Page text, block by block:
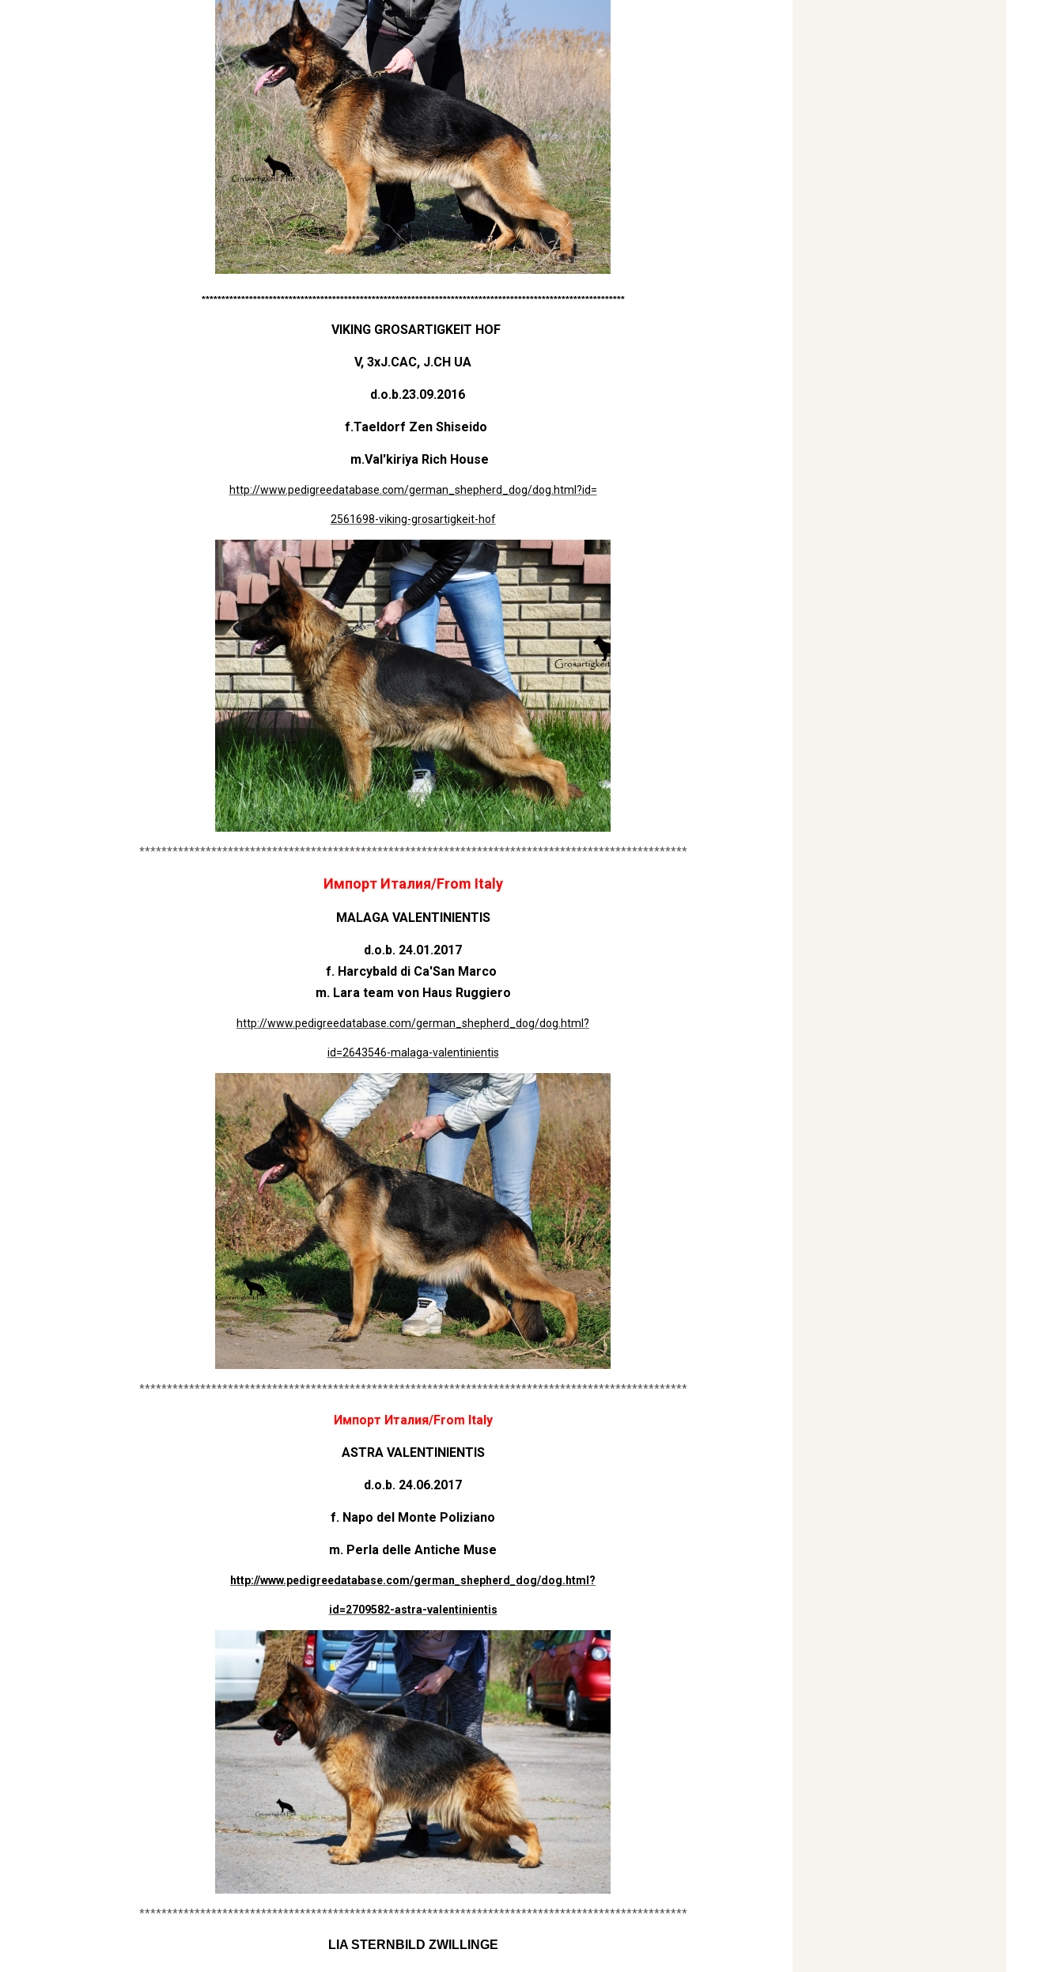
***********************************************************************************************************
VIKING GROSARTIGKEIT HOF
V, 3xJ.CAC, J.CH UA
d.o.b.23.09.2016
f.Taeldorf Zen Shiseido
m.Val'kiriya Rich House
http://www.pedigreedatabase.com/german_shepherd_dog/dog.html?id=
2561698-viking-grosartigkeit-hof
***************************************************************************************************
Импорт Италия/From Italy
MALAGA VALENTINIENTIS
d.o.b. 24.01.2017
f. Harcybald di Ca'San Marco
m. Lara team von Haus Ruggiero
http://www.pedigreedatabase.com/german_shepherd_dog/dog.html?
id=2643546-malaga-valentinientis
***************************************************************************************************
Импорт Италия/From Italy
ASTRA VALENTINIENTIS
d.o.b. 24.06.2017
f. Napo del Monte Poliziano
m. Perla delle Antiche Muse
http://www.pedigreedatabase.com/german_shepherd_dog/dog.html?
id=2709582-astra-valentinientis
***************************************************************************************************
LIA STERNBILD ZWILLINGE